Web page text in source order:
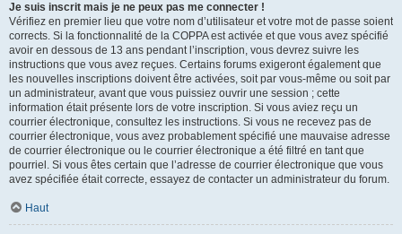
Je suis inscrit mais je ne peux pas me connecter !
Vérifiez en premier lieu que votre nom d’utilisateur et votre mot de passe soient
corrects. Si la fonctionnalité de la COPPA est activée et que vous avez spécifié
avoir en dessous de 13 ans pendant l’inscription, vous devrez suivre les
instructions que vous avez reçues. Certains forums exigeront également que
les nouvelles inscriptions doivent être activées, soit par vous-même ou soit par
un administrateur, avant que vous puissiez ouvrir une session ; cette
information était présente lors de votre inscription. Si vous aviez reçu un
courrier électronique, consultez les instructions. Si vous ne recevez pas de
courrier électronique, vous avez probablement spécifié une mauvaise adresse
de courrier électronique ou le courrier électronique a été filtré en tant que
pourriel. Si vous êtes certain que l’adresse de courrier électronique que vous
avez spécifiée était correcte, essayez de contacter un administrateur du forum.
Haut